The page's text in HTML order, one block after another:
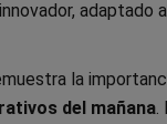
adaptado
la
del mañana.